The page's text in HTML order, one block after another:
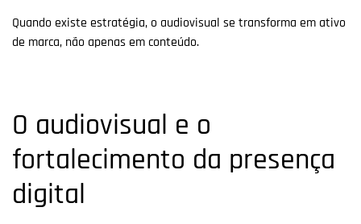
Quando existe estratégia, o audiovisual se transforma em ativo
de marca, não apenas em conteúdo.
O audiovisual e o
fortalecimento da presença
digital